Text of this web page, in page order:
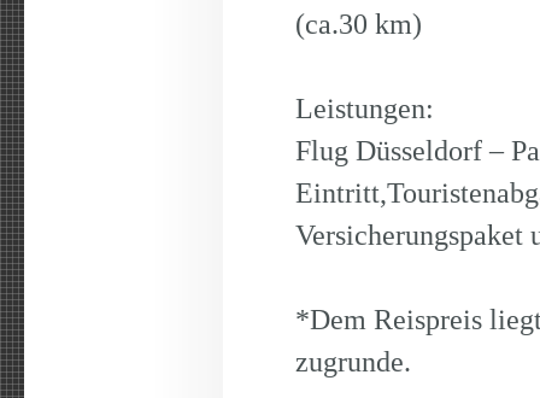
(ca.30 km)
Leistungen:
Flug Düsseldorf –
Versicherungspaket
*Dem Reispreis
zugrunde.